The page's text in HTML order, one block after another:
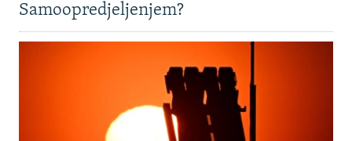
Samoopredjeljenjem?